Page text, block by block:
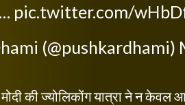
pic.twitter.com/
(@pushkardhami)
की ज्योलिकोंग यात्रा ने न केवल